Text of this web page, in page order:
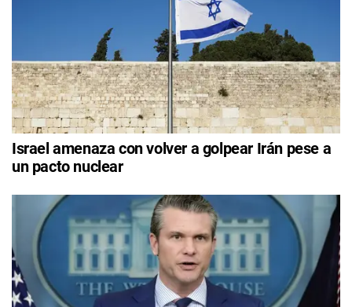
Israel amenaza con volver a golpear Irán pese a
un pacto nuclear